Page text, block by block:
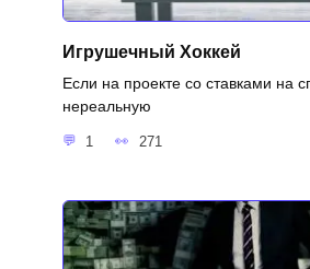
Игрушечный Хоккей
Если на проекте со ставками на
нереальную
1 271